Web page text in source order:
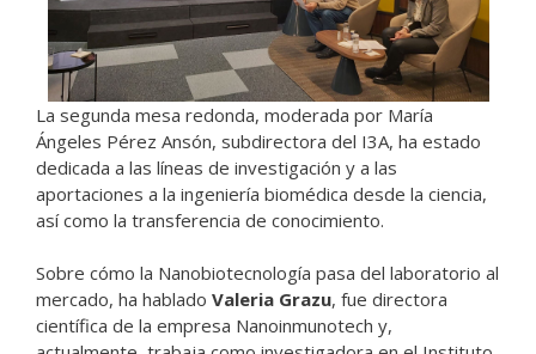
La segunda mesa redonda, moderada por María
Ángeles Pérez Ansón, subdirectora del I3A, ha estado
dedicada a las líneas de investigación y a las
aportaciones a la ingeniería biomédica desde la ciencia,
así como la transferencia de conocimiento.
Sobre cómo la Nanobiotecnología pasa del laboratorio al
mercado, ha hablado Valeria Grazu, fue directora
científica de la empresa Nanoinmunotech y,